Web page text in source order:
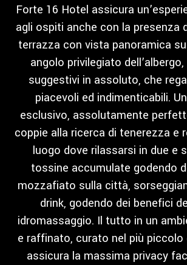
Forte 16 Hotel assicura
agli ospiti anche con la presenza
terrazza con vista panoramica
angolo privilegiato
suggestivi in assoluto, che
piacevoli ed indimenticabili.
esclusivo, assolutamente
coppie alla ricerca di tenerezza e
luogo dove rilassarsi in due e
tossine accumulate godendo
mozzafiato sulla città,
drink, godendo dei benefici
idromassaggio. Il tutto in un
e raffinato, curato nel più piccolo
assicura la massima privacy